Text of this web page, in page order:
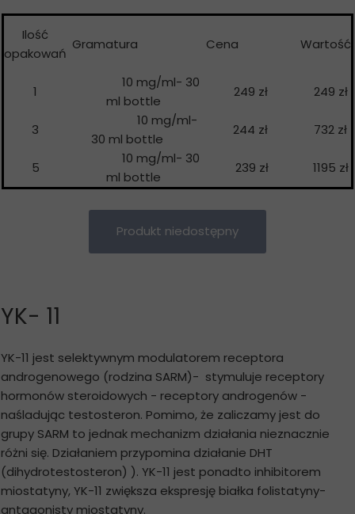
Ilość
opakowań
Gramatura Cena Wartość
1
10 mg/ml- 30
ml bottle
249 zł 249 zł
3
10 mg/ml-
30 ml bottle
244 zł 732 zł
5
10 mg/ml- 30
ml bottle
239 zł 1195 zł
Produkt niedostępny
YK- 11
YK-11 jest selektywnym modulatorem receptora
androgenowego (rodzina SARM)- stymuluje receptory
hormonów steroidowych - receptory androgenów -
naśladując testosteron. Pomimo, że zaliczamy jest do
grupy SARM to jednak mechanizm działania nieznacznie
różni się. Działaniem przypomina działanie DHT
(dihydrotestosteron) ). YK-11 jest ponadto inhibitorem
miostatyny, YK-11 zwiększa ekspresję białka folistatyny-
antagonisty miostatyny.